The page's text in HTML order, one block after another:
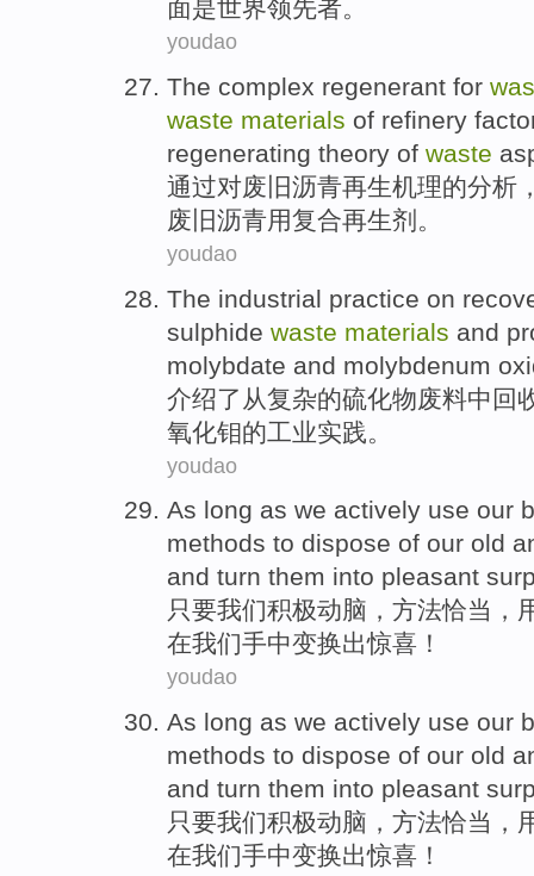
面是世界领先者。
youdao
The complex regenerant for
waste materials of refinery
regenerating theory of waste
通过对废旧沥青再生机理的分析
废旧沥青用复合再生剂。
youdao
The industrial practice on
sulphide waste materials and
molybdate and molybdenum
介绍了 从复杂的硫化物废料中回
氧化钼的工业实践 。
youdao
As long as we actively use our
methods to dispose of our old
and turn them into pleasant
只要我们积极动脑 ， 方法恰当 ，
在我们手中变换出惊喜 ！
youdao
As long as we actively use our
methods to dispose of our old
and turn them into pleasant
只要我们积极动脑 ， 方法恰当 ，
在我们手中变换出惊喜 ！